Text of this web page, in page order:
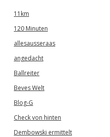
11km
120 Minuten
allesausseraas
angedacht
Ballreiter
Beves Welt
Blog-G
Check von hinten
Dembowski ermittelt